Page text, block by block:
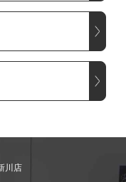
川店